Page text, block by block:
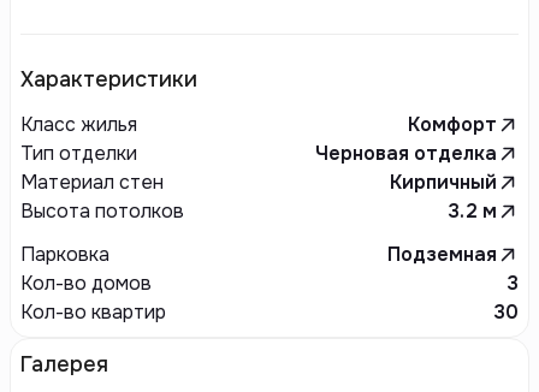
Характеристики
Класс жилья
Комфорт
Тип отделки
Черновая отделка
Материал стен
Кирпичный
Высота потолков
3.2 м
Парковка
Подземная
Кол-во домов
3
Кол-во квартир
30
Галерея